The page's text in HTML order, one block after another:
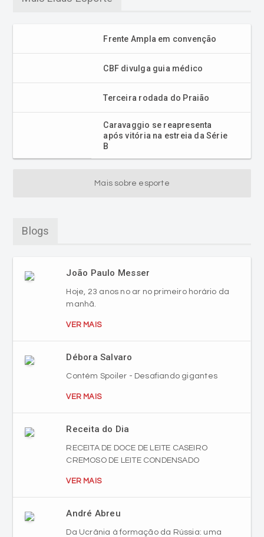
Frente Ampla em convenção
CBF divulga guia médico
Terceira rodada do Praião
Caravaggio se reapresenta
após vitória na estreia da Série
B
Mais sobre esporte
Blogs
João Paulo Messer
Hoje, 23 anos no ar no primeiro horário da
manhã.
VER MAIS
Débora Salvaro
Contém Spoiler - Desafiando gigantes
VER MAIS
Receita do Dia
RECEITA DE DOCE DE LEITE CASEIRO
CREMOSO DE LEITE CONDENSADO
VER MAIS
André Abreu
Da Ucrânia à formação da Rússia: uma